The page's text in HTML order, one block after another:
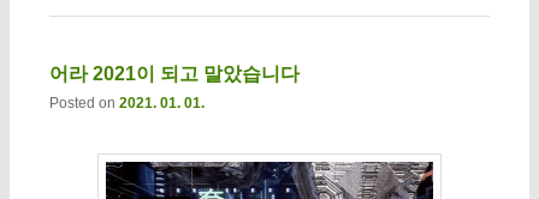
어라 2021이 되고 말았습니다
Posted on 2021. 01. 01.